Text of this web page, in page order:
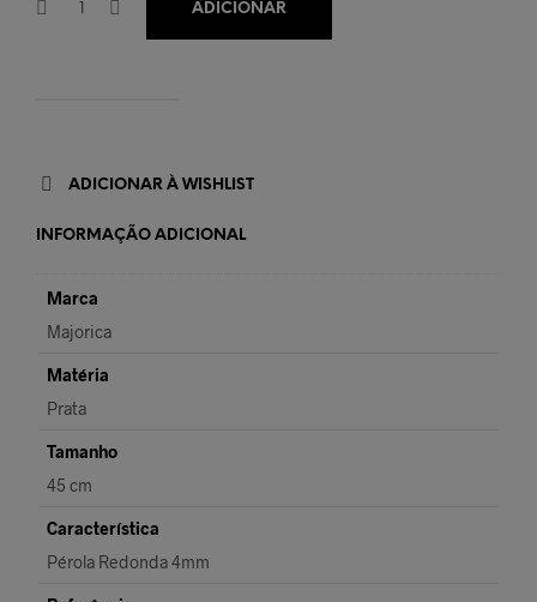
ADICIONAR
ADICIONAR À WISHLIST
INFORMAÇÃO ADICIONAL
Marca
Majorica
Matéria
Prata
Tamanho
45 cm
Característica
Pérola Redonda 4mm